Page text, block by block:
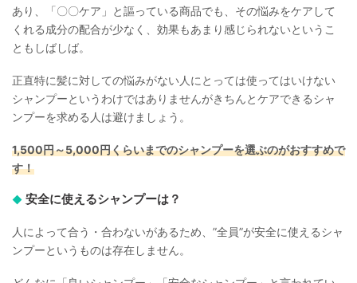
あり、「〇〇ケア」と謳っている商品でも、その悩みをケアして
くれる成分の配合が少なく、効果もあまり感じられないというこ
ともしばしば。
正直特に髪に対しての悩みがない人にとっては使ってはいけない
シャンプーというわけではありませんがきちんとケアできるシャ
ンプーを求める人は避けましょう。
1,500円～5,000円くらいまでのシャンプーを選ぶのがおすすめで
す！
安全に使えるシャンプーは？
人によって合う・合わないがあるため、”全員”が安全に使えるシャ
ンプーというものは存在しません。